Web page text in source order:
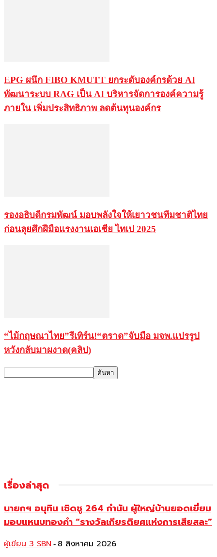
EPG ผนึก FIBO KMUTT ยกระดับองค์กรด้วย AI
พัฒนาระบบ RAG เป็น AI บริหารจัดการองค์ความรู้
ภายใน เพิ่มประสิทธิภาพ ลดต้นทุนองค์กร
รองอธิบดีกรมพัฒน์ มอบพลังใจให้เยาวชนทีมชาติไทย
ก่อนลุยศึกฝีมือแรงงานเอเชีย ไทเป 2025
“ไม้กฤษณาไทย”รีเทิร์น!“ตราด”จับมือ มจพ.แปรรูป
หวังกลับมาผงาด(คลิป)
เรื่องล่าสุด
นายกฯ อนุทิน เชิดชู 264 กำนัน ผู้ใหญ่บ้านยอดเยี่ยม
มอบแหนบทองคำ “รางวัลเกียรติยศแห่งการเสียสละ”
ผู้เขียน 3 SBN - 8 สิงหาคม 2026